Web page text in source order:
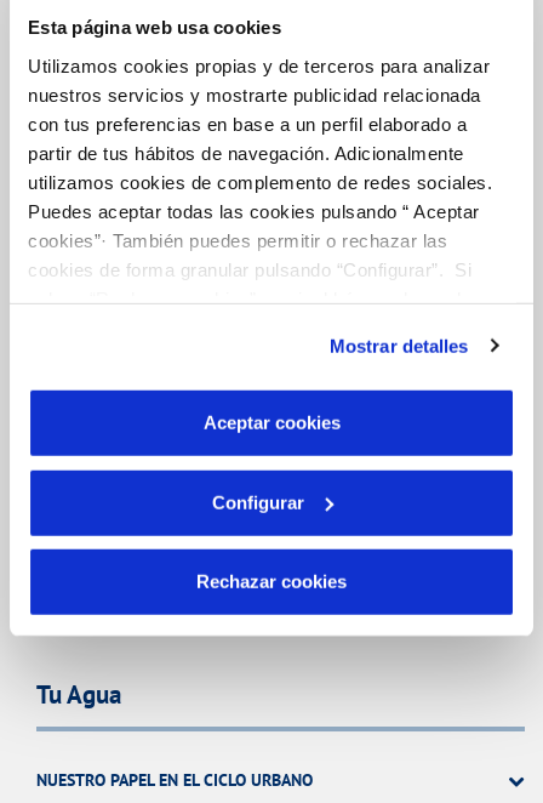
Esta página web usa cookies
Utilizamos cookies propias y de terceros para analizar
nuestros servicios y mostrarte publicidad relacionada
con tus preferencias en base a un perfil elaborado a
partir de tus hábitos de navegación. Adicionalmente
utilizamos cookies de complemento de redes sociales.
Puedes aceptar todas las cookies pulsando “ Aceptar
cookies”· También puedes permitir o rechazar las
cookies de forma granular pulsando “Configurar”. Si
son indispensables para que el sitio web funcione y que
por tanto no se pueden desactivar. Puedes consultar
más información en nuestraPolítica de Cookies
Mostrar detalles
Aceptar cookies
Configurar
Rechazar cookies
FACTURAS, PAGOS Y CONSUMOS
CONTRATOS
MODIFICACIÓN DE DATOS
INCIDENCIAS
TODAS LAS GESTIONES
ATENCIÓN AL CLIENTE
COMPROMISO DE SERVICIO
Tu Agua
NUESTRO PAPEL EN EL CICLO URBANO